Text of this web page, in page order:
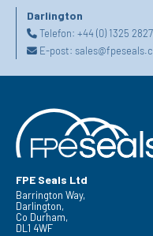
Darlington
Telefon: +44 (0) 1325
E-post:
FPE Seals Ltd
Barrington Way,
Darlington,
Co Durham,
DL1 4WF